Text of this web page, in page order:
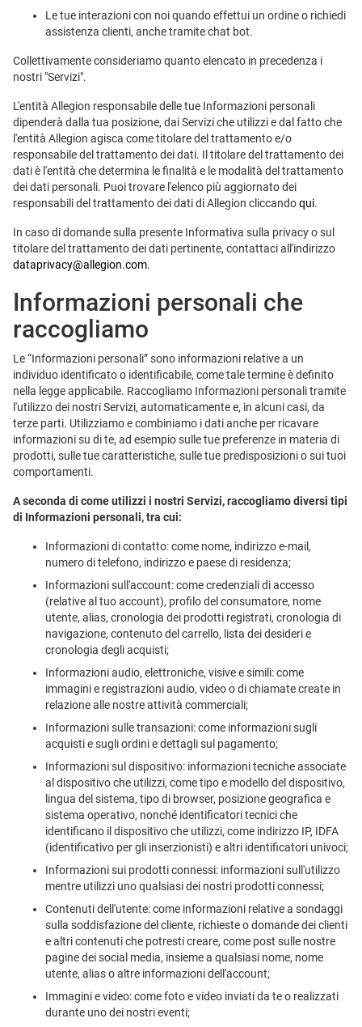
Le tue interazioni con noi quando effettui un ordine o richiedi
assistenza clienti, anche tramite chat bot.
Collettivamente consideriamo quanto elencato in precedenza i
nostri "Servizi".
L'entità Allegion responsabile delle tue Informazioni personali
dipenderà dalla tua posizione, dai Servizi che utilizzi e dal fatto che
l'entità Allegion agisca come titolare del trattamento e/o
responsabile del trattamento dei dati. Il titolare del trattamento dei
dati è l'entità che determina le finalità e le modalità del trattamento
dei dati personali. Puoi trovare l'elenco più aggiornato dei
responsabili del trattamento dei dati di Allegion cliccandoqui.
In caso di domande sulla presente Informativa sulla privacy o sul
titolare del trattamento dei dati pertinente, contattaci all'indirizzo
dataprivacy@allegion.com.
Informazioni personali che
raccogliamo
Le “Informazioni personali” sono informazioni relative a un
individuo identificato o identificabile, come tale termine è definito
nella legge applicabile. Raccogliamo Informazioni personali tramite
l'utilizzo dei nostri Servizi, automaticamente e, in alcuni casi, da
terze parti. Utilizziamo e combiniamo i dati anche per ricavare
informazioni su di te, ad esempio sulle tue preferenze in materia di
prodotti, sulle tue caratteristiche, sulle tue predisposizioni o sui tuoi
comportamenti.
A seconda di come utilizzi i nostri Servizi, raccogliamo diversi tipi
di Informazioni personali, tra cui:
Informazioni di contatto: come nome, indirizzo e-mail,
numero di telefono, indirizzo e paese di residenza;
Informazioni sull'account: come credenziali di accesso
(relative al tuo account), profilo del consumatore, nome
utente, alias, cronologia dei prodotti registrati, cronologia di
navigazione, contenuto del carrello, lista dei desideri e
cronologia degli acquisti;
Informazioni audio, elettroniche, visive e simili: come
immagini e registrazioni audio, video o di chiamate create in
relazione alle nostre attività commerciali;
Informazioni sulle transazioni: come informazioni sugli
acquisti e sugli ordini e dettagli sul pagamento;
Informazioni sul dispositivo: informazioni tecniche associate
al dispositivo che utilizzi, come tipo e modello del dispositivo,
lingua del sistema, tipo di browser, posizione geografica e
sistema operativo, nonché identificatori tecnici che
identificano il dispositivo che utilizzi, come indirizzo IP, IDFA
(identificativo per gli inserzionisti) e altri identificatori univoci;
Informazioni sui prodotti connessi: informazioni sull'utilizzo
mentre utilizzi uno qualsiasi dei nostri prodotti connessi;
Contenuti dell'utente: come informazioni relative a sondaggi
sulla soddisfazione del cliente, richieste o domande dei clienti
e altri contenuti che potresti creare, come post sulle nostre
pagine dei social media, insieme a qualsiasi nome, nome
utente, alias o altre informazioni dell'account;
Immagini e video: come foto e video inviati da te o realizzati
durante uno dei nostri eventi;